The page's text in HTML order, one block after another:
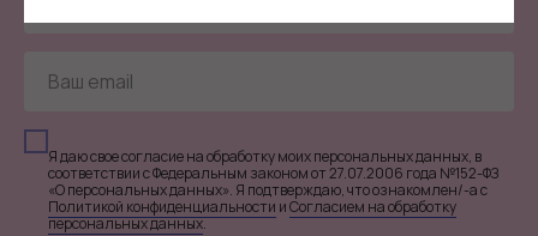
Я даю свое согласие на обработку моих персональных данных, в
соответствии с Федеральным законом от 27.07.2006 года №152-ФЗ
«О персональных данных». Я подтверждаю, что ознакомлен/-а с
Политикой конфиденциальности иСогласием на обработку
персональных данных.